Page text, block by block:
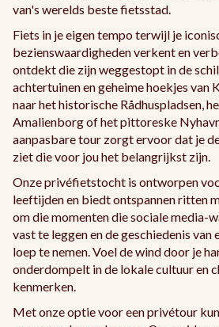
van's werelds beste fietsstad.
Fiets in je eigen tempo terwijl je
bezienswaardigheden verkent en
ontdekt die zijn weggestopt in de
achtertuinen en geheime hoekjes van
naar het historische Rådhuspladsen,
Amalienborg of het pittoreske
aanpasbare tour zorgt ervoor dat je
ziet die voor jou het belangrijkst zijn.
Onze privéfietstocht is ontworpen
leeftijden en biedt ontspannen ritten
om die momenten die sociale media-
vast te leggen en de geschiedenis
loep te nemen. Voel de wind door je
onderdompelt in de lokale cultuur en
kenmerken.
Met onze optie voor een privétour